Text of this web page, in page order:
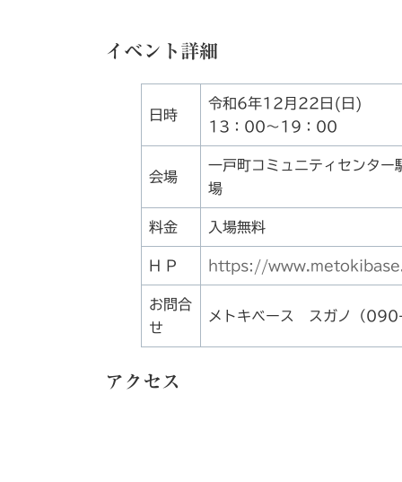
イベント詳細
日時
令和6年12月22日(日)
13：00～19：00
会場
一戸町コミュニティセンター
料金 入場無料
H P https://
お問合
せ
メトキベース スガノ（
アクセス